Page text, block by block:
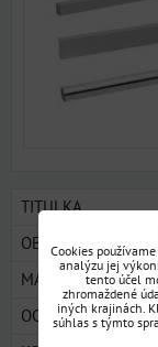
TITULKA
OBCHODNÉ
MAPA
OCHRANA
Cookies
analýzu jej
tento účel
zhromaždené
iných krajinách.
súhlas s týmto